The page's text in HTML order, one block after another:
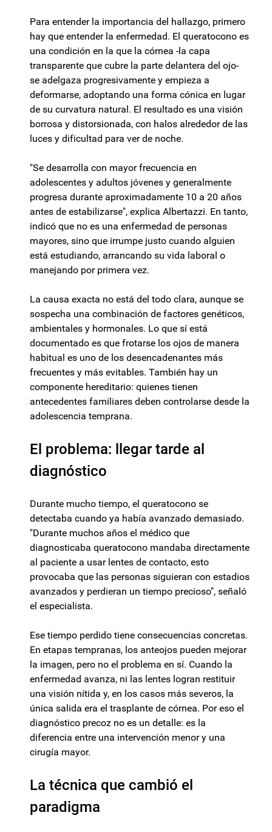
Para entender la importancia del hallazgo, primero
hay que entender la enfermedad. El queratocono es
una condición en la que la córnea -la capa
transparente que cubre la parte delantera del ojo-
se adelgaza progresivamente y empieza a
deformarse, adoptando una forma cónica en lugar
de su curvatura natural. El resultado es una visión
borrosa y distorsionada, con halos alrededor de las
luces y dificultad para ver de noche.
"Se desarrolla con mayor frecuencia en
adolescentes y adultos jóvenes y generalmente
progresa durante aproximadamente 10 a 20 años
antes de estabilizarse", explica Albertazzi. En tanto,
indicó que no es una enfermedad de personas
mayores, sino que irrumpe justo cuando alguien
está estudiando, arrancando su vida laboral o
manejando por primera vez.
La causa exacta no está del todo clara, aunque se
sospecha una combinación de factores genéticos,
ambientales y hormonales. Lo que sí está
documentado es que frotarse los ojos de manera
habitual es uno de los desencadenantes más
frecuentes y más evitables. También hay un
componente hereditario: quienes tienen
antecedentes familiares deben controlarse desde la
adolescencia temprana.
El problema: llegar tarde al
diagnóstico
Durante mucho tiempo, el queratocono se
detectaba cuando ya había avanzado demasiado.
"Durante muchos años el médico que
diagnosticaba queratocono mandaba directamente
al paciente a usar lentes de contacto, esto
provocaba que las personas siguieran con estadios
avanzados y perdieran un tiempo precioso", señaló
el especialista.
Ese tiempo perdido tiene consecuencias concretas.
En etapas tempranas, los anteojos pueden mejorar
la imagen, pero no el problema en sí. Cuando la
enfermedad avanza, ni las lentes logran restituir
una visión nítida y, en los casos más severos, la
única salida era el trasplante de córnea. Por eso el
diagnóstico precoz no es un detalle: es la
diferencia entre una intervención menor y una
cirugía mayor.
La técnica que cambió el
paradigma